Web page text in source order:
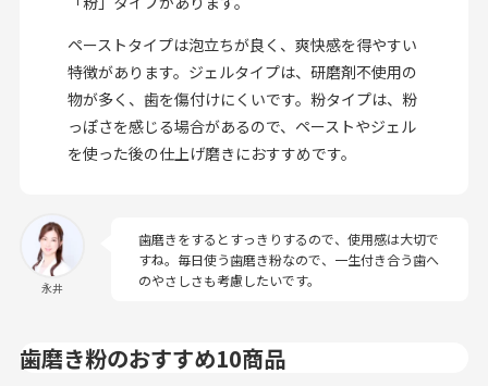
ペーストタイプは泡立ちが良く、爽快感を得やすい
特徴があります。ジェルタイプは、研磨剤不使用の
物が多く、歯を傷付けにくいです。粉タイプは、粉
っぽさを感じる場合があるので、ペーストやジェル
を使った後の仕上げ磨きにおすすめです。
永井
歯磨きをするとすっきりするので、使用感は大切で
すね。毎日使う歯磨き粉なので、一生付き合う歯へ
のやさしさも考慮したいです。
歯磨き粉のおすすめ10商品